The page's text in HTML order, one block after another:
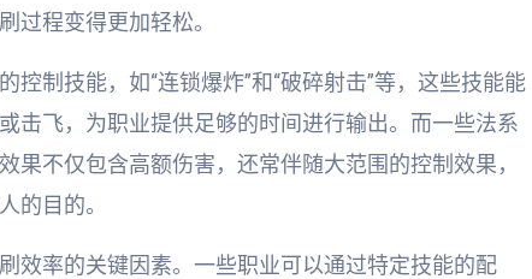
过程变得更加轻松。
制技能，如“连锁爆炸”和“破碎射击”等，这些技能能
击飞，为职业提供足够的时间进行输出。而一些法系
果不仅包含高额伤害，还常伴随大范围的控制效果，
的目的。
效率的关键因素。一些职业可以通过特定技能的配